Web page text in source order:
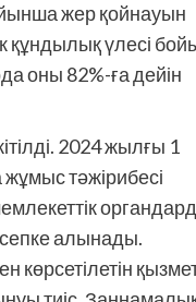
жер қойнауын
құндылық үлесі
оны 82%-ға дейін
2024 жылғы 1
тәжірибесі
алынады.